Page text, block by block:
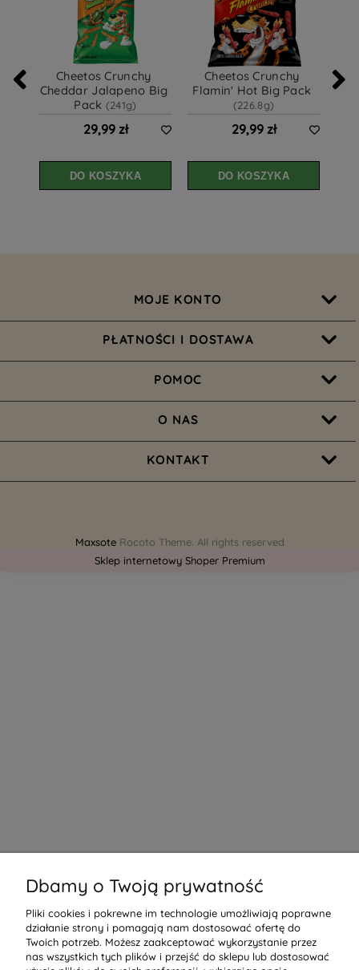
Cheetos Crunchy
Cheddar Jalapeno Big
Pack (241g)
29,99 zł
DO KOSZYKA
Cheetos Crunchy
Flamin' Hot Big Pack
(226.8g)
29,99 zł
DO KOSZYKA
MOJE KONTO
PŁATNOŚCI I DOSTAWA
POMOC
O NAS
KONTAKT
MaxsoteRocoto Theme. All rights reserved
Sklep internetowy Shoper Premium
Dbamy o Twoją prywatność
Pliki cookies i pokrewne im technologie umożliwiają poprawne
działanie strony i pomagają nam dostosować ofertę do
Twoich potrzeb. Możesz zaakceptować wykorzystanie przez
nas wszystkich tych plików i przejść do sklepu lub dostosować